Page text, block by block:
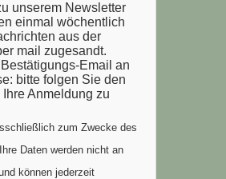
unserem Newsletter
einmal wöchentlich
aus der
mail zugesandt.
Email an
bitte folgen Sie den
Anmeldung zu
zum Zwecke des
Daten werden nicht an
können jederzeit